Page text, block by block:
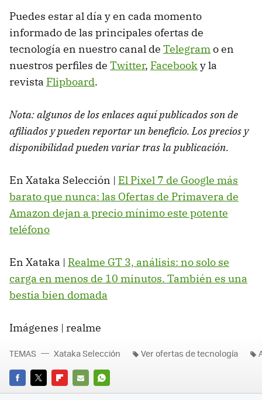
Puedes estar al día y en cada momento
informado de las principales ofertas de
tecnología en nuestro canal de Telegramo en
nuestros perfiles de Twitter, Facebooky la
revista Flipboard.
Nota: algunos de los enlaces aquí publicados son de
afiliados y pueden reportar un beneficio. Los precios y
disponibilidad pueden variar tras la publicación.
En Xataka Selección | El Pixel 7 de Google más
barato que nunca: las Ofertas de Primavera de
Amazon dejan a precio mínimo este potente
teléfono
En Xataka | Realme GT 3, análisis: no solo se
carga en menos de 10 minutos. También es una
bestia bien domada
Imágenes | realme
FACEBOOK
TWITTERFLIPBOARD
E-
WHATSAPP
TEMAS Xataka Selección Ver ofertas de tecnología